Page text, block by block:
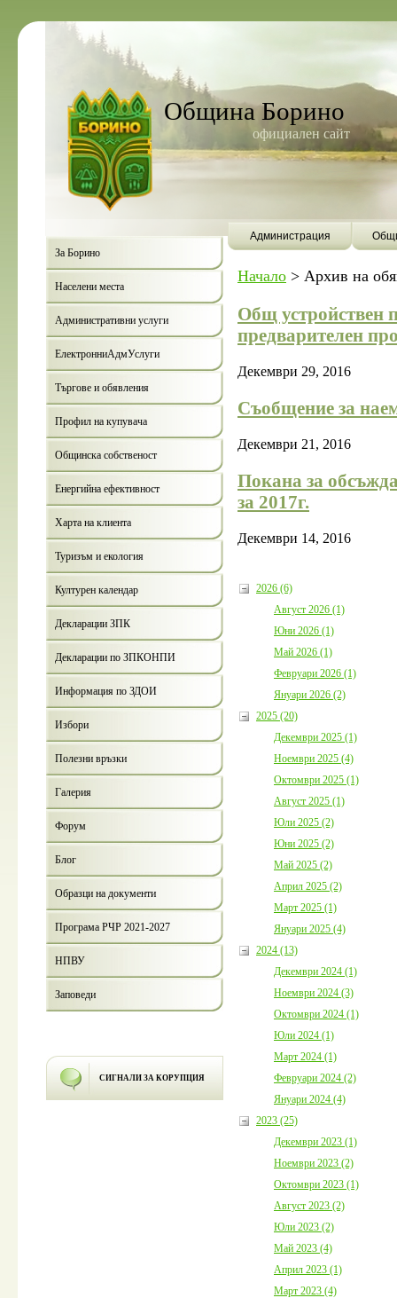
Община Борино
официален сайт
Администрация
За Борино
Населени места
Административни услуги
ЕлектронниАдмУслуги
Търгове и обявления
Профил на купувача
Общинска собственост
Енергийна ефективност
Харта на клиента
Туризъм и екология
Културен календар
Декларации ЗПК
Декларации по ЗПКОНПИ
Информация по ЗДОИ
Избори
Полезни връзки
Галерия
Форум
Блог
Образци на документи
Програма РЧР 2021-2027
НПВУ
Заповеди
СИГНАЛИ ЗА КОРУПЦИЯ
Начало > Архив на
Общ
предварителен
Декември 29, 2016
Съобщение за
Декември 21, 2016
Покана за
за 2017г.
Декември 14, 2016
2026 (6)
Август 2026 (1)
Юни 2026 (1)
Май 2026 (1)
Февруари 2026 (1)
Януари 2026 (2)
2025 (20)
Декември 2025 (1)
Ноември 2025 (4)
Октомври 2025 (1)
Август 2025 (1)
Юли 2025 (2)
Юни 2025 (2)
Май 2025 (2)
Април 2025 (2)
Март 2025 (1)
Януари 2025 (4)
2024 (13)
Декември 2024 (1)
Ноември 2024 (3)
Октомври 2024 (1)
Юли 2024 (1)
Март 2024 (1)
Февруари 2024 (2)
Януари 2024 (4)
2023 (25)
Декември 2023 (1)
Ноември 2023 (2)
Октомври 2023 (1)
Август 2023 (2)
Юли 2023 (2)
Май 2023 (4)
Април 2023 (1)
Март 2023 (4)